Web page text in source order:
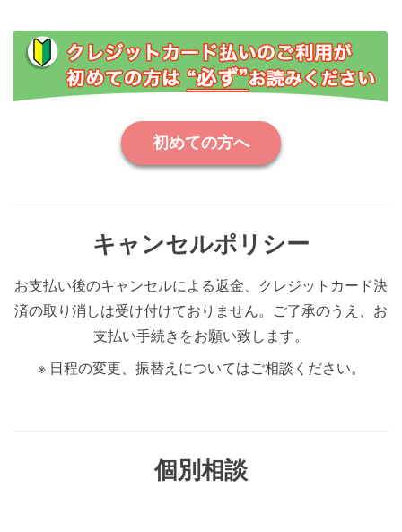
キャンセルポリシー
お支払い後のキャンセルによる返金、クレジットカード決
済の取り消しは受け付けておりません。ご了承のうえ、お
支払い手続きをお願い致します。
※ 日程の変更、振替えについてはご相談ください。
個別相談